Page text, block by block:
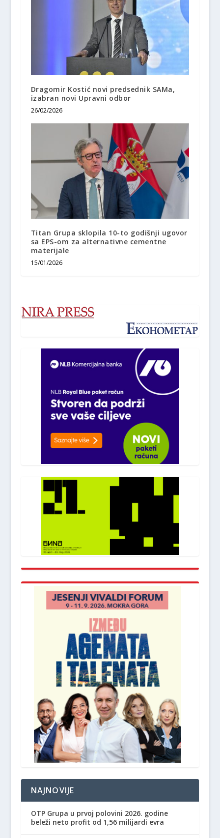
Dragomir Kostić novi predsednik SAMa,
izabran novi Upravni odbor
26/02/2026
Titan Grupa sklopila 10-to godišnji ugovor
sa EPS-om za alternativne cementne
materijale
15/01/2026
NAJNOVIJE
OTP Grupa u prvoj polovini 2026. godine
beleži neto profit od 1,56 milijardi evra